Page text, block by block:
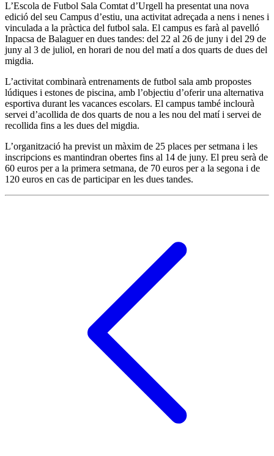
L’Escola de Futbol Sala Comtat d’Urgell ha presentat una nova
edició del seu Campus d’estiu, una activitat adreçada a nens i nenes i
vinculada a la pràctica del futbol sala. El campus es farà al pavelló
Inpacsa de Balaguer en dues tandes: del 22 al 26 de juny i del 29 de
juny al 3 de juliol, en horari de nou del matí a dos quarts de dues del
migdia.
L’activitat combinarà entrenaments de futbol sala amb propostes
lúdiques i estones de piscina, amb l’objectiu d’oferir una alternativa
esportiva durant les vacances escolars. El campus també inclourà
servei d’acollida de dos quarts de nou a les nou del matí i servei de
recollida fins a les dues del migdia.
L’organització ha previst un màxim de 25 places per setmana i les
inscripcions es mantindran obertes fins al 14 de juny. El preu serà de
60 euros per a la primera setmana, de 70 euros per a la segona i de
120 euros en cas de participar en les dues tandes.